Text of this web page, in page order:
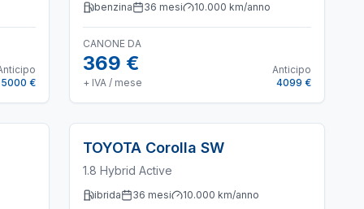
5000 €
benzina 36 mesi 10.000 km/anno
CANONE DA
369 €
+ IVA / mese
Anticipo
4099 €
TOYOTA Corolla SW
1.8 Hybrid Active
ibrida 36 mesi 10.000 km/anno